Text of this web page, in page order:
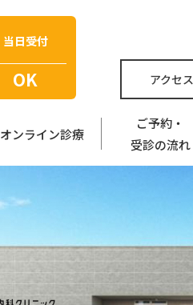
当日受付
OK アクセス
オンライン診療
ご予約・
受診の流れ